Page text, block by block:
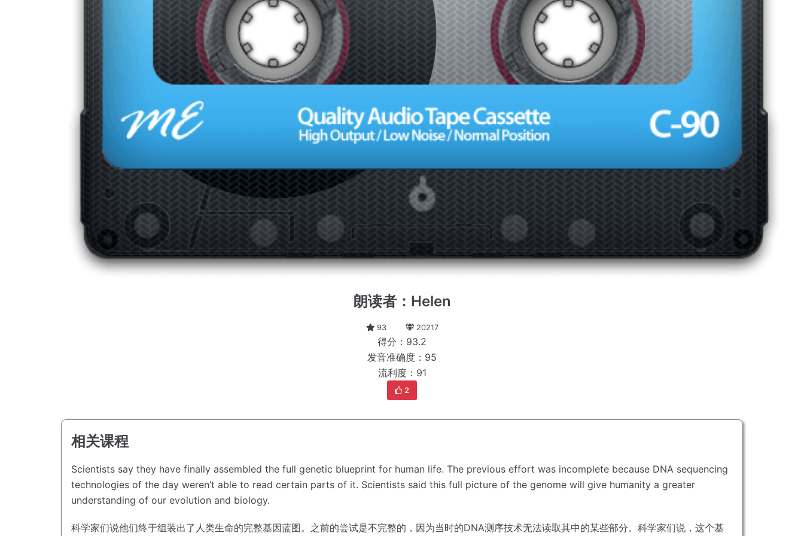
朗读者：Helen
93 20217
得分：93.2
发音准确度：95
流利度：91
2
相关课程
Scientists say they have finally assembled the full genetic blueprint for human life. The previous effort was incomplete because DNA sequencing
technologies of the day weren’t able to read certain parts of it. Scientists said this full picture of the genome will give humanity a greater
understanding of our evolution and biology.
科学家们说他们终于组装出了人类生命的完整基因蓝图。 之前的尝试是不完整的，因为当时的DNA测序技术无法读取其中的某些部分。 科学家们说，这个基